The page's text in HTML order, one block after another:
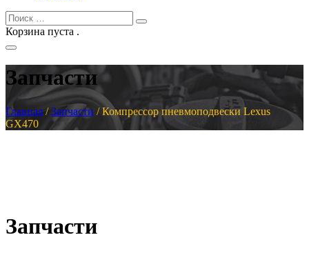
Корзина пуста .
Запчасти
Главная /Запчасти /Компрессор пневмоподвески Lexus
GX470
Запчасти